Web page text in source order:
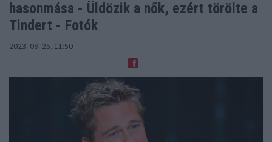
hasonmása - Üldözik a nők, ezért törölte a
Tindert - Fotók
2023. 09. 25. 11:50